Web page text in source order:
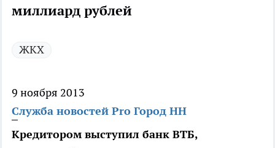
миллиард рублей
ЖКХ
9 ноября 2013
Служба новостей Pro Город НН
Кредитором выступил банк ВТБ,